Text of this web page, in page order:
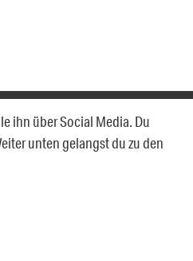
ihn über Social Media. Du
unten gelangst du zu den